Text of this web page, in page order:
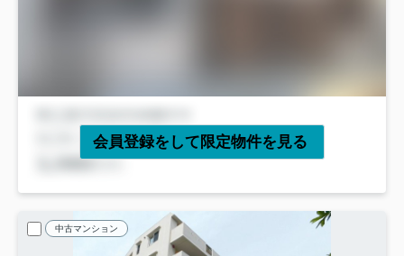
会員登録をして限定物件を見る
中古マンション